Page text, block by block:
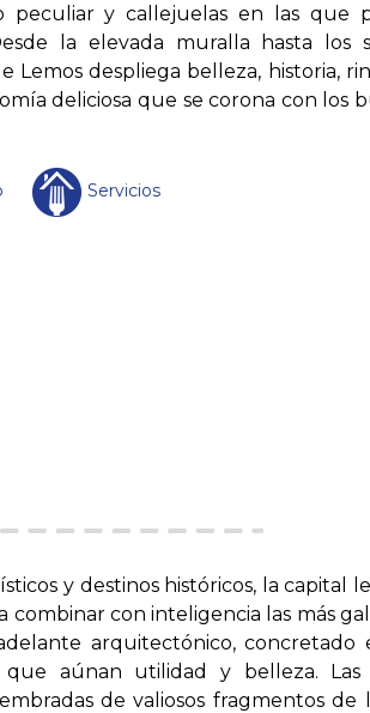
peculiar y callejuelas en las que
la elevada muralla hasta los
despliega belleza, historia,
deliciosa que se corona con los
Servicios
y destinos históricos, la capital
combinar con inteligencia las más
arquitectónico, concretado
que aúnan utilidad y belleza. Las
de valiosos fragmentos de